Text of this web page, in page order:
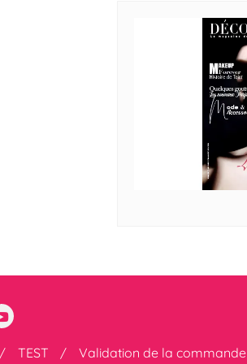
TEST Validation de la commande